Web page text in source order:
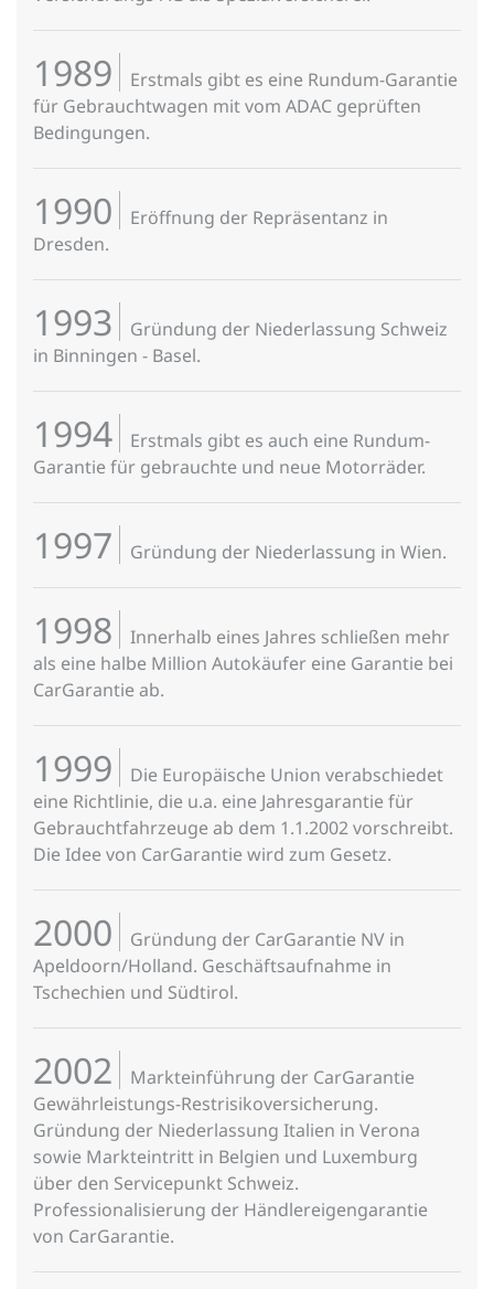
1989
Erstmals gibt es eine Rundum-Garantie
für Gebrauchtwagen mit vom ADAC geprüften
Bedingungen.
1990
Eröffnung der Repräsentanz in
Dresden.
1993
Gründung der Niederlassung Schweiz
in Binningen - Basel.
1994
Erstmals gibt es auch eine Rundum-
Garantie für gebrauchte und neue Motorräder.
1997 Gründung der Niederlassung in Wien.
1998
Innerhalb eines Jahres schließen mehr
als eine halbe Million Autokäufer eine Garantie bei
CarGarantie ab.
1999
Die Europäische Union verabschiedet
eine Richtlinie, die u.a. eine Jahresgarantie für
Gebrauchtfahrzeuge ab dem 1.1.2002 vorschreibt.
Die Idee von CarGarantie wird zum Gesetz.
2000
Gründung der CarGarantie NV in
Apeldoorn/Holland. Geschäftsaufnahme in
Tschechien und Südtirol.
2002
Markteinführung der CarGarantie
Gewährleistungs-Restrisikoversicherung.
Gründung der Niederlassung Italien in Verona
sowie Markteintritt in Belgien und Luxemburg
über den Servicepunkt Schweiz.
Professionalisierung der Händlereigengarantie
von CarGarantie.